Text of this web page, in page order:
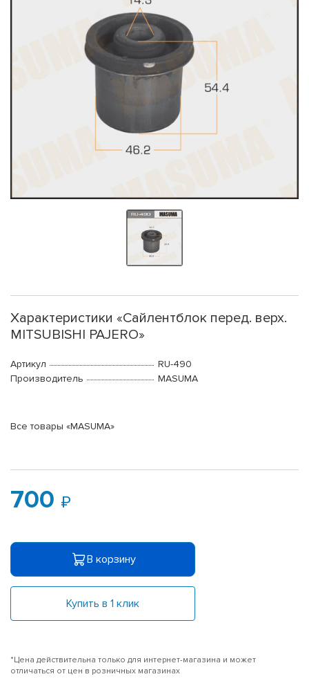
Характеристики «Сайлентблок перед. верх.
MITSUBISHI PAJERO»
Артикул
RU-490
Производитель
MASUMA
Все товары «MASUMA»
700
В корзину
Купить в 1 клик
*Цена действительна только для интернет-магазина и может
отличаться от цен в розничных магазинах